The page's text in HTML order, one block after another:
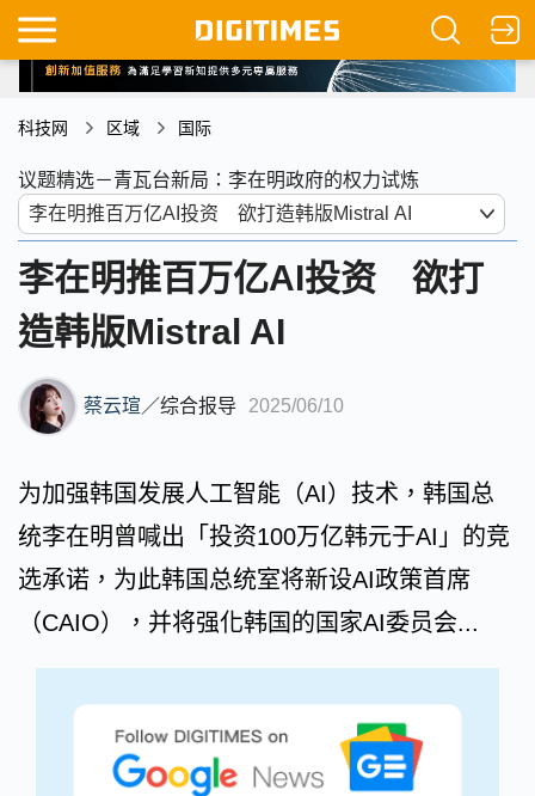
科技网 区域 国际
议题精选－青瓦台新局：李在明政府的权力试炼
李在明推百万亿AI投资 欲打
造韩版Mistral AI
蔡云瑄／综合报导 2025/06/10
为加强韩国发展人工智能（AI）技术，韩国总
统李在明曾喊出「投资100万亿韩元于AI」的竞
选承诺，为此韩国总统室将新设AI政策首席
（CAIO），并将强化韩国的国家AI委员会...